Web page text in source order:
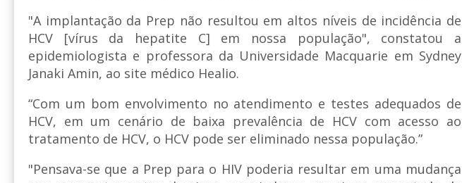
"A implantação da Prep não resultou em altos níveis de incidência de
HCV [vírus da hepatite C] em nossa população", constatou a
epidemiologista e professora da Universidade Macquarie em Sydney
Janaki Amin, ao site médico Healio.
“Com um bom envolvimento no atendimento e testes adequados de
HCV, em um cenário de baixa prevalência de HCV com acesso ao
tratamento de HCV, o HCV pode ser eliminado nessa população.”
"Pensava-se que a Prep para o HIV poderia resultar em uma mudança